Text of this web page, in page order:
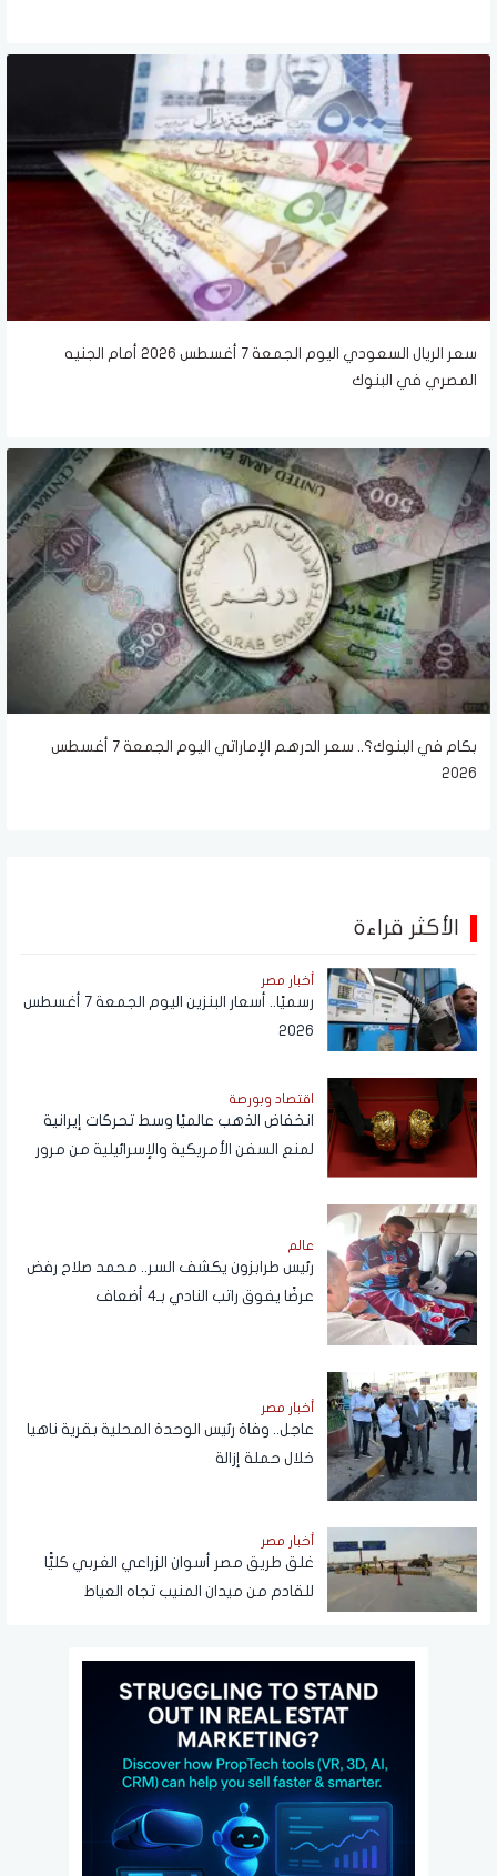
سعر الريال السعودي اليوم الجمعة 7 أغسطس 2026 أمام الجنيه
المصري في البنوك
بكام في البنوك؟.. سعر الدرهم الإماراتي اليوم الجمعة 7 أغسطس
2026
الأكثر قراءة
أخبار مصر
رسميًا.. أسعار البنزين اليوم الجمعة 7 أغسطس
2026
اقتصاد وبورصة
انخفاض الذهب عالميًا وسط تحركات إيرانية
لمنع السفن الأمريكية والإسرائيلية من مرور
عالم
رئيس طرابزون يكشف السر.. محمد صلاح رفض
عرضًا يفوق راتب النادي بـ4 أضعاف
أخبار مصر
عاجل.. وفاة رئيس الوحدة المحلية بقرية ناهيا
خلال حملة إزالة
أخبار مصر
غلق طريق مصر أسوان الزراعي الغربي كليًّا
للقادم من ميدان المنيب تجاه العياط